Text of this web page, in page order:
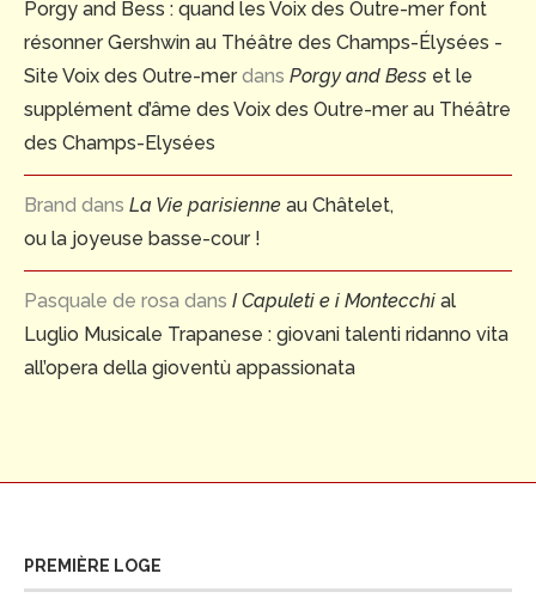
Porgy and Bess : quand les Voix des Outre-mer font
résonner Gershwin au Théâtre des Champs-Élysées -
Site Voix des Outre-merdans Porgy and Bess et le
supplément d’âme des Voix des Outre-mer au Théâtre
des Champs-Elysées
Brand dans La Vie parisienne au Châtelet,
ou la joyeuse basse-cour !
Pasquale de rosa dans I Capuleti e i Montecchi al
Luglio Musicale Trapanese : giovani talenti ridanno vita
all’opera della gioventù appassionata
PREMIÈRE LOGE